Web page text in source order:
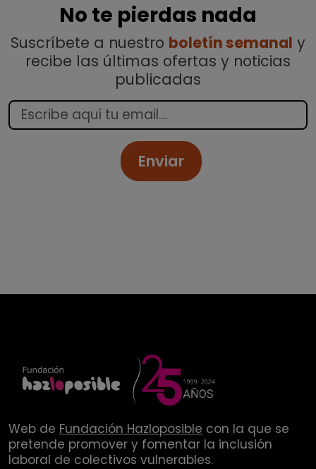
No te pierdas nada
Suscríbete a nuestro boletín semanal y
recibe las últimas ofertas y noticias
publicadas
Enviar
Web de Fundación Hazloposible con la que se
pretende promover y fomentar la inclusión
laboral de colectivos vulnerables.